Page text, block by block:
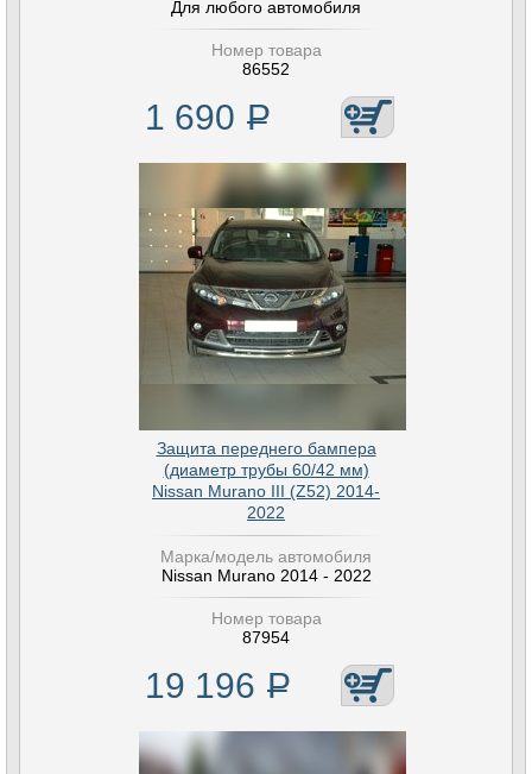
Для любого автомобиля
Номер товара
86552
1 690 Р
Защита переднего бампера
(диаметр трубы 60/42 мм)
Nissan Murano III (Z52) 2014-
2022
Марка/модель автомобиля
Nissan Murano 2014 - 2022
Номер товара
87954
19 196 Р